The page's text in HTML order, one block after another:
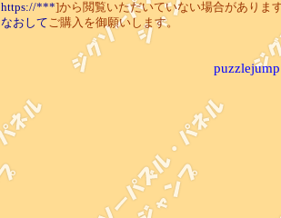
https://***]から閲覧いただいていない場合がありま
なおしてご購入を御願いします。